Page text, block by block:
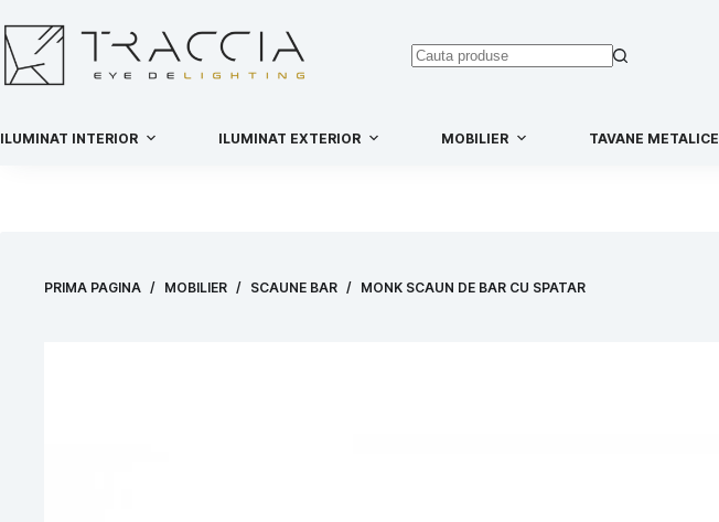
ILUMINAT INTERIOR ILUMINAT EXTERIOR MOBILIER TAVANE METALICE
PRIMA PAGINA / MOBILIER / SCAUNE BAR / MONK SCAUN DE BAR CU SPATAR